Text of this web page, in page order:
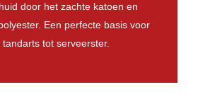
door het zachte katoen en
Een perfecte basis voor
tot serveerster.